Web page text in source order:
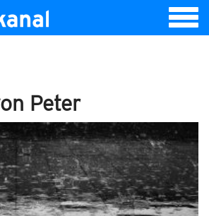
Peter